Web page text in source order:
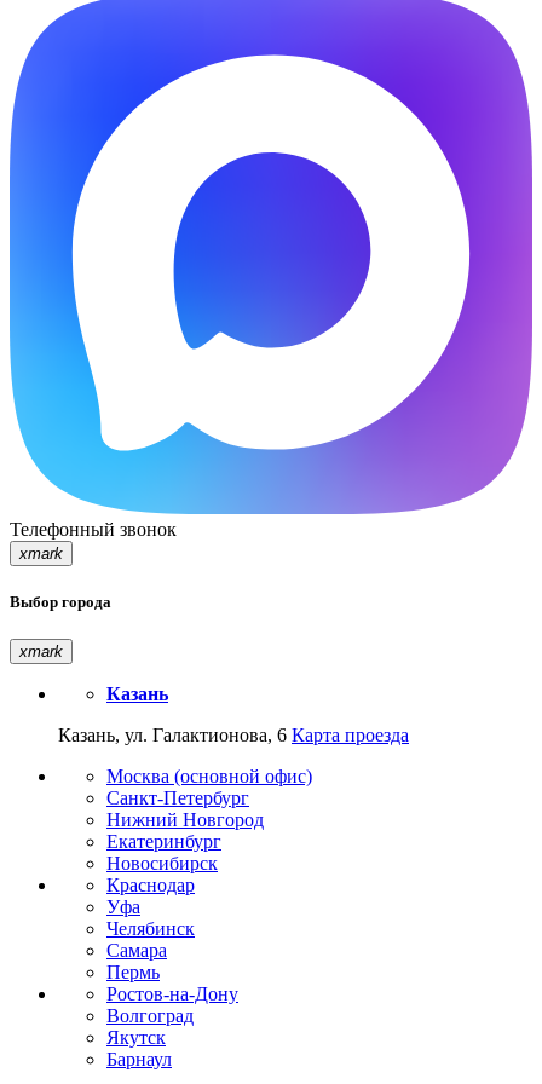
Телефонный звонок
xmark
Выбор города
xmark
Казань
Казань, ул. Галактионова, 6 Карта проезда
Москва (основной офис)
Санкт-Петербург
Нижний Новгород
Екатеринбург
Новосибирск
Краснодар
Уфа
Челябинск
Самара
Пермь
Ростов-на-Дону
Волгоград
Якутск
Барнаул